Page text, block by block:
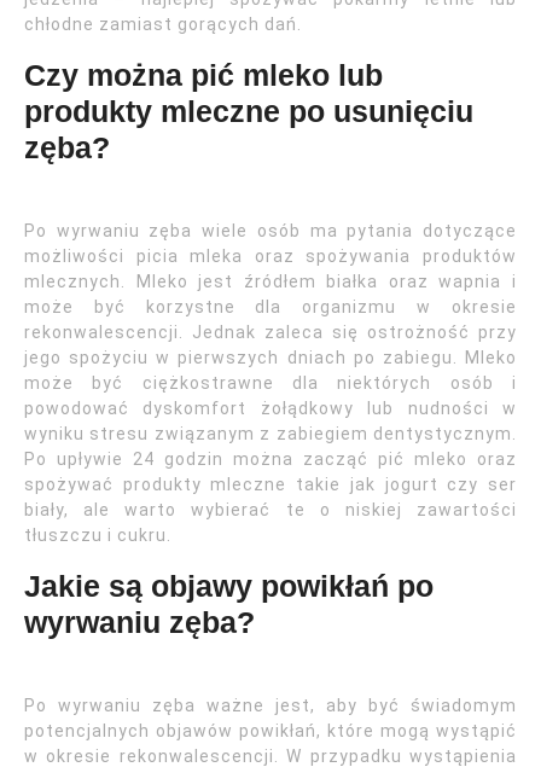
chłodne zamiast gorących dań.
Czy można pić mleko lub
produkty mleczne po usunięciu
zęba?
Po wyrwaniu zęba wiele osób ma pytania dotyczące
możliwości picia mleka oraz spożywania produktów
mlecznych. Mleko jest źródłem białka oraz wapnia i
może być korzystne dla organizmu w okresie
rekonwalescencji. Jednak zaleca się ostrożność przy
jego spożyciu w pierwszych dniach po zabiegu. Mleko
może być ciężkostrawne dla niektórych osób i
powodować dyskomfort żołądkowy lub nudności w
wyniku stresu związanym z zabiegiem dentystycznym.
Po upływie 24 godzin można zacząć pić mleko oraz
spożywać produkty mleczne takie jak jogurt czy ser
biały, ale warto wybierać te o niskiej zawartości
tłuszczu i cukru.
Jakie są objawy powikłań po
wyrwaniu zęba?
Po wyrwaniu zęba ważne jest, aby być świadomym
potencjalnych objawów powikłań, które mogą wystąpić
w okresie rekonwalescencji. W przypadku wystąpienia